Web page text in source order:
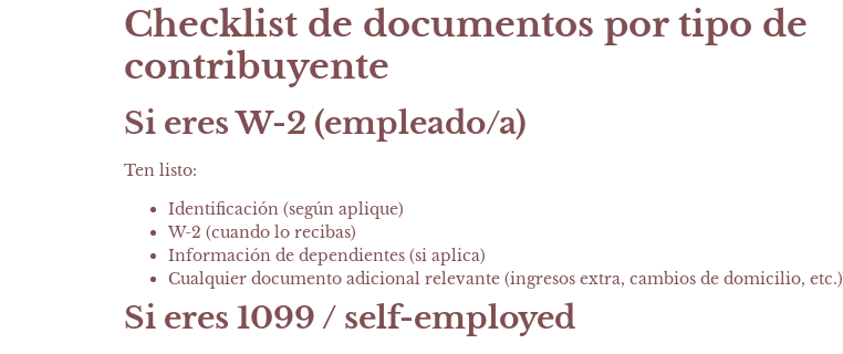
Checklist de documentos por tipo de
contribuyente
Si eres W-2 (empleado/a)
Ten listo:
Identificación (según aplique)
W-2 (cuando lo recibas)
Información de dependientes (si aplica)
Cualquier documento adicional relevante (ingresos extra, cambios de domicilio, etc.)
Si eres 1099 / self-employed